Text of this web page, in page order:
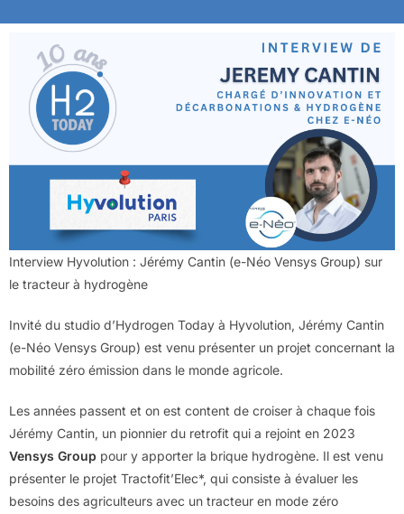
Interview Hyvolution : Jérémy Cantin (e-Néo Vensys Group) sur
le tracteur à hydrogène
Invité du studio d’Hydrogen Today à Hyvolution, Jérémy Cantin
(e-Néo Vensys Group) est venu présenter un projet concernant la
mobilité zéro émission dans le monde agricole.
Les années passent et on est content de croiser à chaque fois
Jérémy Cantin, un pionnier du retrofit qui a rejoint en 2023
Vensys Group pour y apporter la brique hydrogène. Il est venu
présenter le projet Tractofit’Elec*, qui consiste à évaluer les
besoins des agriculteurs avec un tracteur en mode zéro